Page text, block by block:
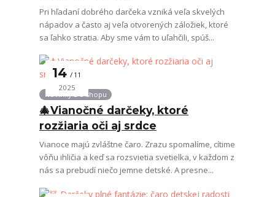
Pri hľadaní dobrého darčeka vzniká veľa skvelých
nápadov a často aj veľa otvorených záložiek, ktoré
sa ľahko stratia. Aby sme vám to uľahčili, spúš...
14 11
2025
Novinky z e-shopu
🎄Vianočné darčeky, ktoré
rozžiaria oči aj srdce
Vianoce majú zvláštne čaro. Zrazu spomalíme, cítime
vôňu ihličia a keď sa rozsvietia svetielka, v každom z
nás sa prebudí niečo jemne detské. A presne...